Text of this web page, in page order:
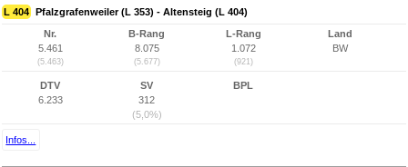
L 404 Pfalzgrafenweiler (L 353) - Altensteig (L 404)
Nr.
5.461
(5.463)
B-Rang
8.075
(5.677)
L-Rang
1.072
(921)
Land
BW
DTV
6.233
SV
312
(5,0%)
BPL
Infos...